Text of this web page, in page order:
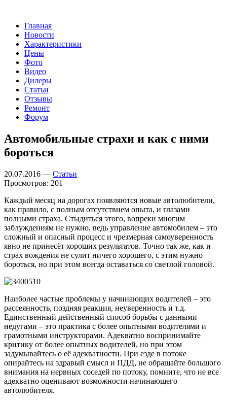
Главная
Новости
Характеристики
Цены
Фото
Видео
Дилеры
Статьи
Отзывы
Ремонт
Форум
Автомобильные страхи и как с ними
бороться
20.07.2016 — Статьи
Просмотров: 201
Каждый месяц на дорогах появляются новые автолюбители,
как правило, с полным отсутствием опыта, и глазами
полными страха. Стыдиться этого, вопреки многим
заблуждениям не нужно, ведь управление автомобилем – это
сложный и опасный процесс и чрезмерная самоуверенность
явно не принесёт хороших результатов. Точно так же, как и
страх вождения не сулит ничего хорошего, с этим нужно
бороться, но при этом всегда оставаться со светлой головой.
Наиболее частые проблемы у начинающих водителей – это
рассеянность, поздняя реакция, неуверенность и т.д.
Единственный действенный способ борьбы с данными
недугами – это практика с более опытными водителями и
грамотными инструкторами. Адекватно воспринимайте
критику от более опытных водителей, но при этом
задумывайтесь о её адекватности. При езде в потоке
опирайтесь на здравый смысл и ПДД, не обращайте большого
внимания на нервных соседей по потоку, помните, что не все
адекватно оценивают возможности начинающего
автолюбителя.